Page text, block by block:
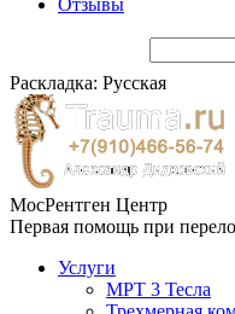
Отзывы
Раскладка: Русская
МосРентген Центр
Первая помощь при
Услуги
МРТ 3 Тесла